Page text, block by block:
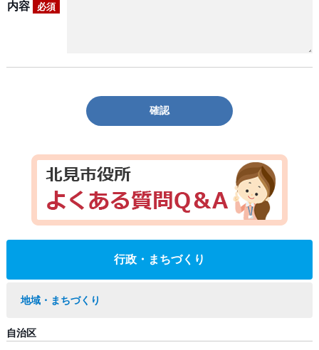
内容 必須
確認
行政・まちづくり
地域・まちづくり
自治区